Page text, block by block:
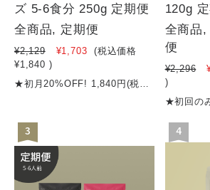
ズ 5-6食分 250g 定期便
全商品, 定期便
¥2,129 ¥1,703
(税込価格
¥1,840 )
★初月20%OFF! 1,840円(税込) / ２回目以降は2,000円（通常より300円お得）※定期便の配送頻度はマイページにていつでも変更できます！★食品添加物不使用★１食約400円★消費税8％★4,500円以上のご購入で送料無料 ★定期購入のスキップはマイページからいつでもできます！【商品名】クラフトカレーブラザーズ（5～6食分）【内容量】250g【名称 】 カレーフレーク【原材料名】野菜（たまねぎ、にんじん、しょうが）、炒め玉葱（国内製造）、牛脂、小麦粉、カレー粉、 トマトペースト、砂糖、レッドワインエキスパウダー、食塩、黒糖、バター、チーズ、チャツネ、 ビーフエキス、りんご、ミルポアパウダー、梅酒（リキュール）、すりにんにく、マンゴー、はちみつ、 香味油、ココア、風味調味料、ドライトマトエキス、レモン果汁、（一部に小麦・ 乳成分・牛肉・大豆・バナナ・りんごを含む）【賞味期限期間】製造から10か月【保存方法】高温多湿を避けて保存してください【発送方法】クリックポスト、宅急便等栄養成分表示（一食40gあたり）エネルギー 183.6kcalタンパク質 2.64g脂質 9.24g炭水化物 22.4g食塩相当量 2.64g※数量限定販売ですので、無くなり次第受付終了とさせていただきます※40〜50gがおよそ一食分です
120g
全商品,
便
¥2,296
)
3 4